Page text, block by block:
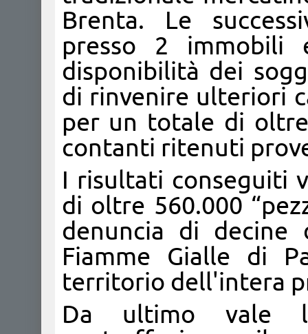
Brenta. Le
presso 2 immobili
disponibilità dei
di rinvenire ulteriori
per un totale di
contanti ritenuti
I risultati conseguiti
di oltre 560.000
denuncia di
Fiamme Gialle di
territorio dell'intera
Da ultimo vale